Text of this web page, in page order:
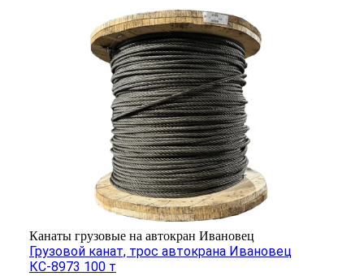
Канаты грузовые на автокран Ивановец
Грузовой канат, трос автокрана Ивановец
КС-8973 100 т